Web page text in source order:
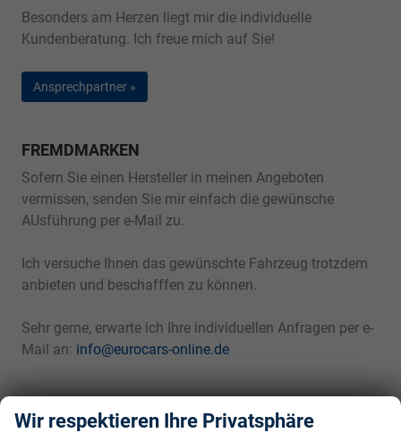
Besonders am Herzen liegt mir die individuelle
Kundenberatung. Ich freue mich auf Sie!
Ansprechpartner »
FREMDMARKEN
Sofern Sie einen Hersteller in meinen Angeboten
vermissen, senden Sie mir einfach die gewünsche
AUsführung per e-Mail zu.
Ich versuche Ihnen das gewünschte Fahrzeug trotzdem
anbieten und beschafffen zu können.
Sehr gerne, erwarte ich Ihre individuellen Anfragen per e-
Mail an: info@eurocars-online.de
Wir respektieren Ihre Privatsphäre